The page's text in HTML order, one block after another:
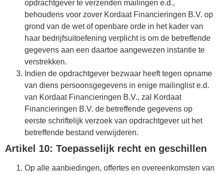
opdrachtgever te verzenden mailingen e.d.,
behoudens voor zover Kordaat Financieringen B.V. op
grond van de wet of openbare orde in het kader van
haar bedrijfsuitoefening verplicht is om de betreffende
gegevens aan een daartoe aangewezen instantie te
verstrekken.
Indien de opdrachtgever bezwaar heeft tegen opname
van diens persoonsgegevens in enige mailinglist e.d.
van Kordaat Financieringen B.V., zal Kordaat
Financieringen B.V. de betreffende gegevens op
eerste schriftelijk verzoek van opdrachtgever uit het
betreffende bestand verwijderen.
Artikel 10: Toepasselijk recht en geschillen
Op alle aanbiedingen, offertes en overeenkomsten van